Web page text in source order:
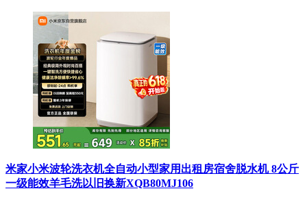
米家小米波轮洗衣机全自动小型家用出租房宿舍脱水机 8公斤
一级能效羊毛洗以旧换新XQB80MJ106